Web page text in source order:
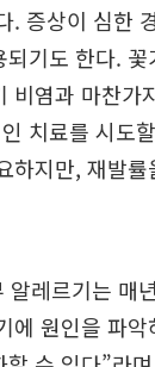
. 증상이 심한
기도 한다. 꽃
비염과 마찬가
치료를 시도
하지만, 재발
알레르기는 매
에 원인을 파